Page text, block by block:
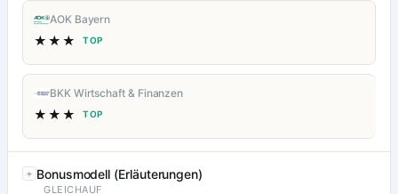
AOK Bayern
★★★ TOP
BKK Wirtschaft & Finanzen
★★★ TOP
Bonusmodell (Erläuterungen)
GLEICHAUF